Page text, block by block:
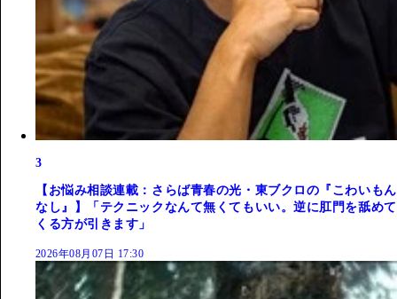
3
【お悩み相談連載：さらば青春の光・東ブクロの『こわいもん
なし』】「テクニックなんて無くてもいい。逆に肛門を舐めて
くる方が引きます」
2026年08月07日 17:30